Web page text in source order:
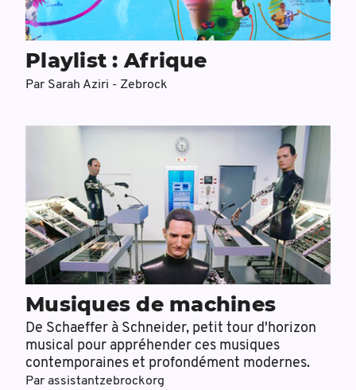
Playlist : Afrique
Par Sarah Aziri - Zebrock
Musiques de machines
De Schaeffer à Schneider, petit tour d'horizon
musical pour appréhender ces musiques
contemporaines et profondément modernes.
Par assistantzebrockorg